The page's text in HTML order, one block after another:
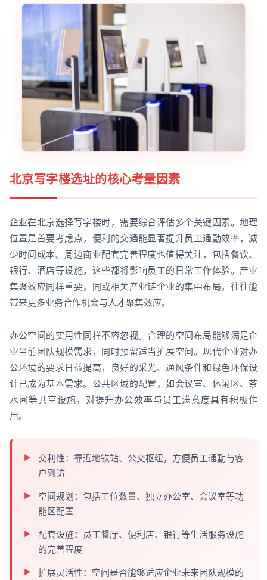
北京写字楼选址的核心考量因素
企业在北京选择写字楼时，需要综合评估多个关键因素。地理
位置是首要考虑点，便利的交通能显著提升员工通勤效率，减
少时间成本。周边商业配套完善程度也值得关注，包括餐饮、
银行、酒店等设施，这些都将影响员工的日常工作体验。产业
集聚效应同样重要，同或相关产业链企业的集中布局，往往能
带来更多业务合作机会与人才聚集效应。
办公空间的实用性同样不容忽视。合理的空间布局能够满足企
业当前团队规模需求，同时预留适当扩展空间。现代企业对办
公环境的要求日益提高，良好的采光、通风条件和绿色环保设
计已成为基本需求。公共区域的配置，如会议室、休闲区、茶
水间等共享设施，对提升办公效率与员工满意度具有积极作
用。
交利性：靠近地铁站、公交枢纽，方便员工通勤与客
户到访
空间规划：包括工位数量、独立办公室、会议室等功
能区配置
配套设施：员工餐厅、便利店、银行等生活服务设施
的完善程度
扩展灵活性：空间是否能够适应企业未来团队规模的